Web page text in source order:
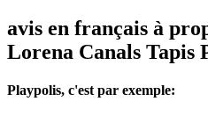
avis en français à
Lorena Canals Tapis
Playpolis, c'est par exemple: